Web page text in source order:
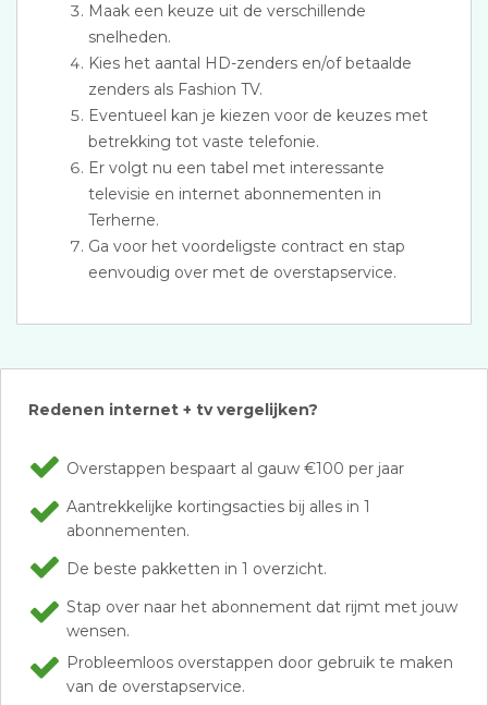
Maak een keuze uit de verschillende
snelheden.
Kies het aantal HD-zenders en/of betaalde
zenders als Fashion TV.
Eventueel kan je kiezen voor de keuzes met
betrekking tot vaste telefonie.
Er volgt nu een tabel met interessante
televisie en internet abonnementen in
Terherne.
Ga voor het voordeligste contract en stap
eenvoudig over met de overstapservice.
Redenen internet + tv vergelijken?
Overstappen bespaart al gauw €100 per jaar
Aantrekkelijke kortingsacties bij alles in 1
abonnementen.
De beste pakketten in 1 overzicht.
Stap over naar het abonnement dat rijmt met jouw
wensen.
Probleemloos overstappen door gebruik te maken
van de overstapservice.